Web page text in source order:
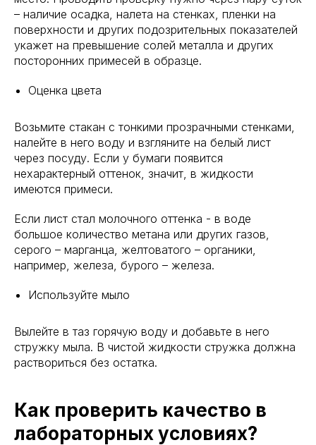
– наличие осадка, налета на стенках, пленки на
поверхности и других подозрительных показателей
укажет на превышение солей металла и других
посторонних примесей в образце.
Оценка цвета
Возьмите стакан с тонкими прозрачными стенками,
налейте в него воду и взгляните на белый лист
через посуду. Если у бумаги появится
нехарактерный оттенок, значит, в жидкости
имеются примеси.
Если лист стал молочного оттенка - в воде
большое количество метана или других газов,
серого – марганца, желтоватого – органики,
например, железа, бурого – железа.
Используйте мыло
Вылейте в таз горячую воду и добавьте в него
стружку мыла. В чистой жидкости стружка должна
раствориться без остатка.
Как проверить качество в
лабораторных условиях?